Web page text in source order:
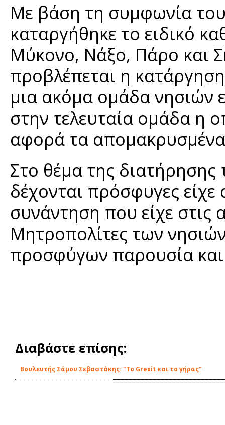
Με βάση τη συμφωνία
καταργήθηκε το ειδικό
Μύκονο, Νάξο, Πάρο και
προβλέπεται η
μια ακόμα ομάδα νησιών
στην τελευταία ομάδα η
αφορά τα
Στο θέμα της
δέχονται πρόσφυγες
συνάντηση που είχε στις
Μητροπολίτες των
προσφύγων παρουσία
Διαβάστε επίσης:
Βουλευτής Σάμου Σεβαστάκης: "Το Grexit και το γήρας"